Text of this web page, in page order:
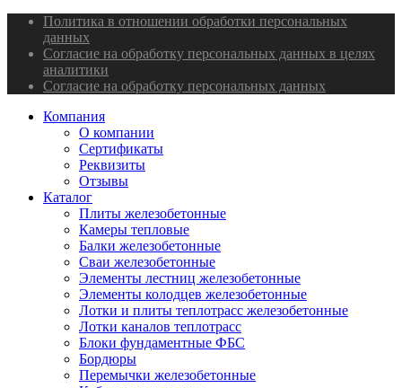
Политика в отношении обработки персональных
данных
Согласие на обработку персональных данных в целях
аналитики
Согласие на обработку персональных данных
Компания
О компании
Сертификаты
Реквизиты
Отзывы
Каталог
Плиты железобетонные
Камеры тепловые
Балки железобетонные
Сваи железобетонные
Элементы лестниц железобетонные
Элементы колодцев железобетонные
Лотки и плиты теплотрасс железобетонные
Лотки каналов теплотрасс
Блоки фундаментные ФБС
Бордюры
Перемычки железобетонные